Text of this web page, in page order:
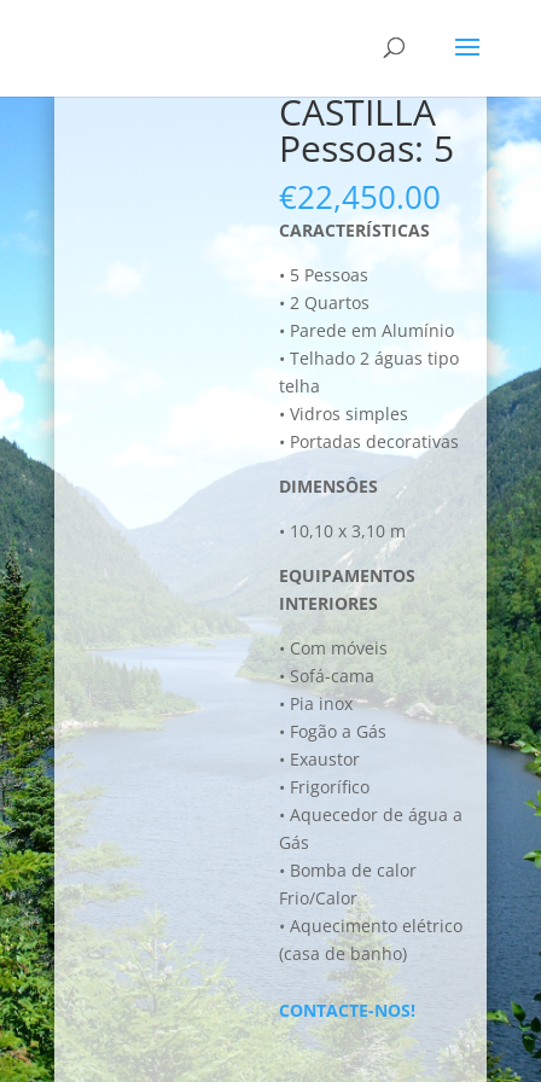
CASTILLA
Pessoas: 5
€22,450.00
CARACTERÍSTICAS
• 5 Pessoas
• 2 Quartos
• Parede em Alumínio
• Telhado 2 águas tipo
telha
• Vidros simples
• Portadas decorativas
DIMENSÔES
• 10,10 x 3,10 m
EQUIPAMENTOS
INTERIORES
• Com móveis
• Sofá-cama
• Pia inox
• Fogão a Gás
• Exaustor
• Frigorífico
• Aquecedor de água a
Gás
• Bomba de calor
Frio/Calor
• Aquecimento elétrico
(casa de banho)
CONTACTE-NOS!
Quantidade